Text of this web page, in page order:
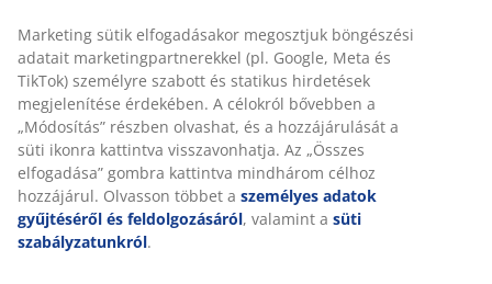
Marketing sütik elfogadásakor megosztjuk böngészési
adatait marketingpartnerekkel (pl. Google, Meta és
TikTok) személyre szabott és statikus hirdetések
megjelenítése érdekében. A célokról bővebben a
„Módosítás” részben olvashat, és a hozzájárulását a
süti ikonra kattintva visszavonhatja. Az „Összes
elfogadása” gombra kattintva mindhárom célhoz
hozzájárul. Olvasson többet a személyes adatok
gyűjtéséről és feldolgozásáról, valamint a süti
szabályzatunkról.